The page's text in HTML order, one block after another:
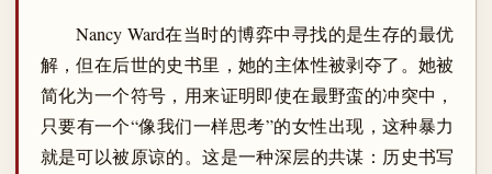
Nancy Ward在当时的博弈中寻找的是生存的最优
解，但在后世的史书里，她的主体性被剥夺了。她被
简化为一个符号，用来证明即使在最野蛮的冲突中，
只要有一个“像我们一样思考”的女性出现，这种暴力
就是可以被原谅的。这是一种深层的共谋：历史书写